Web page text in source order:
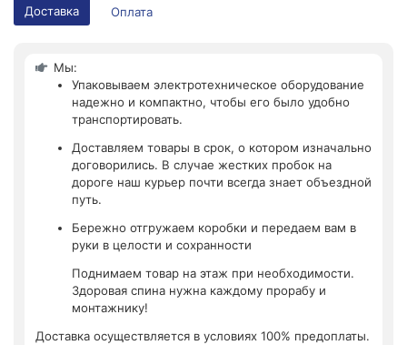
Доставка Оплата
Мы:
Упаковываем электротехническое оборудование
надежно и компактно, чтобы его было удобно
транспортировать.
Доставляем товары в срок, о котором изначально
договорились. В случае жестких пробок на
дороге наш курьер почти всегда знает объездной
путь.
Бережно отгружаем коробки и передаем вам в
руки в целости и сохранности
Поднимаем товар на этаж при необходимости.
Здоровая спина нужна каждому прорабу и
монтажнику!
Доставка осуществляется в условиях 100% предоплаты.